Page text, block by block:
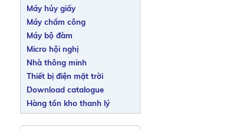
Máy hủy giấy
Máy chấm công
Máy bộ đàm
Micro hội nghị
Nhà thông minh
Thiết bị điện mặt trời
Download catalogue
Hàng tồn kho thanh lý